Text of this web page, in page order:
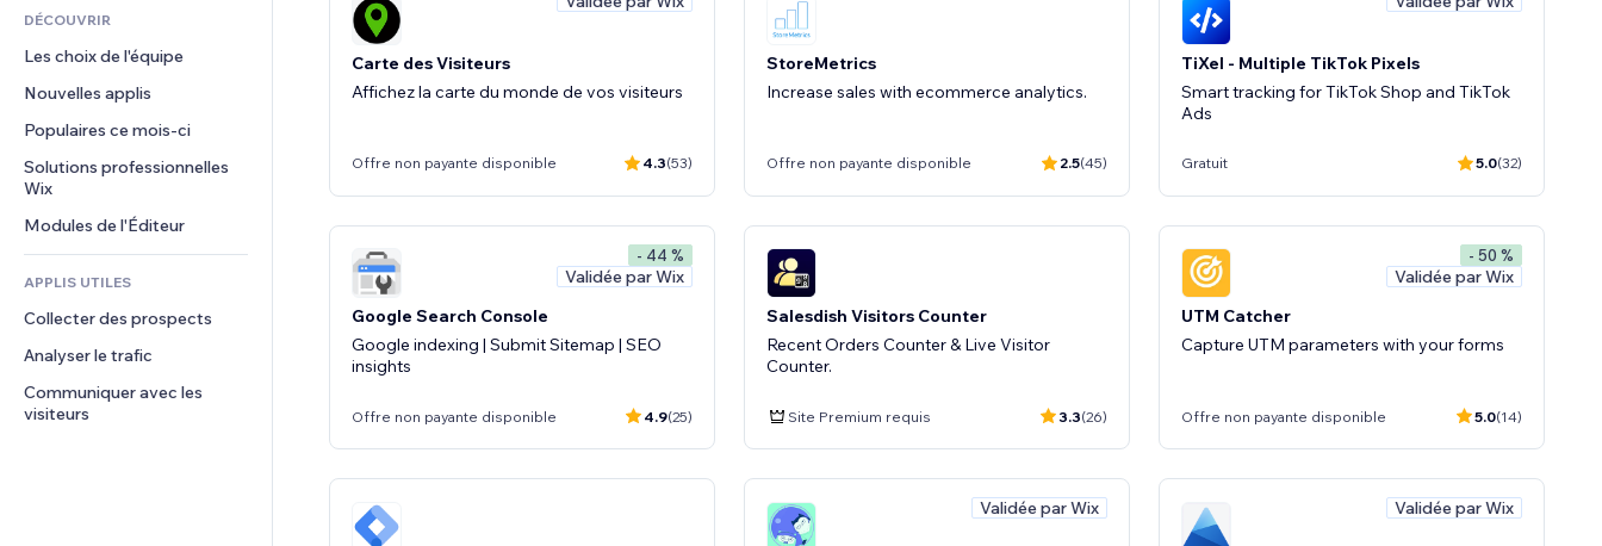
Comptabilité
Coupons et fidélisation
Solutions d'entreposage
Financement participatif
Alimentation et boissons
Réservations
Photographie
Vidéo
PDF
Partage de fichiers
Actualités
Services de contenu
Effets de texte
Horloge
Modèles de pages
Effets sur images
Boutons et menus
Bannières et badges
Calculateurs
Rechercher
Sondages
Chat
Commentaires
Téléphone
Communauté
Avis et commentaires
DÉCOUVRIR
Les choix de l'équipe
Nouvelles applis
Populaires ce mois‑ci
Solutions professionnelles
Wix
Modules de l'Éditeur
APPLIS UTILES
Collecter des prospects
Analyser le trafic
Communiquer avec les
visiteurs
Carte des Visiteurs
Affichez la carte du monde de vos visiteurs
Offre non payante disponible 4.3(53)
StoreMetrics
Increase sales with ecommerce analytics.
Offre non payante disponible 2.5(45)
TiXel ‑ Multiple TikTok Pixels
Smart tracking for TikTok Shop and TikTok
Ads
Gratuit 5.0(32)
- 44 %
Validée par Wix
Google Search Console
Google indexing | Submit Sitemap | SEO
insights
Offre non payante disponible 4.9(25)
Salesdish Visitors Counter
Recent Orders Counter & Live Visitor
Counter.
Site Premium requis 3.3(26)
- 50 %
Validée par Wix
UTM Catcher
Capture UTM parameters with your forms
Offre non payante disponible 5.0(14)
Validée par Wix Validée par Wix